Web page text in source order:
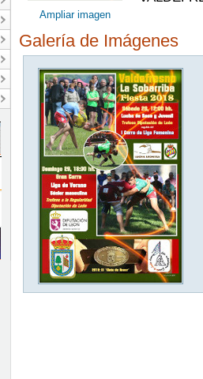
Ampliar imagen
Galería de Imágenes